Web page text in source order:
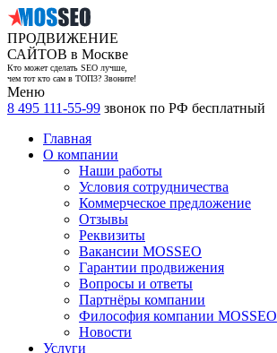
ПРОДВИЖЕНИЕ
САЙТОВ в Москве
Кто может сделать SEO лучше,
чем тот кто сам в ТОП3? Звоните!
Меню
8 495 111-55-99 звонок по РФ бесплатный
Главная
О компании
Наши работы
Условия сотрудничества
Коммерческое предложение
Отзывы
Реквизиты
Вакансии MOSSEO
Гарантии продвижения
Вопросы и ответы
Партнёры компании
Философия компании MOSSEO
Новости
Услуги